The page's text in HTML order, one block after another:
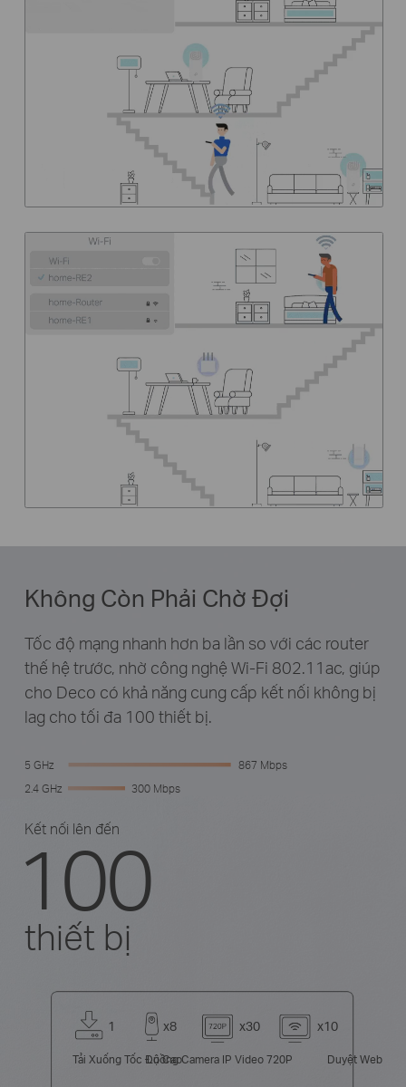
Không Còn Phải Chờ Đợi
Tốc độ mạng nhanh hơn ba lần so với các router
thế hệ trước, nhờ công nghệ Wi-Fi 802.11ac, giúp
cho Deco có khả năng cung cấp kết nối không bị
lag cho tối đa 100 thiết bị.
5 GHz
867 Mbps
2.4 GHz
300 Mbps
Kết nối lên đến
100
thiết bị
Tải Xuống Tốc Độ Cao
1
Luồng Camera IP
x8
Video 720P
x30
Duyệt Web
x10